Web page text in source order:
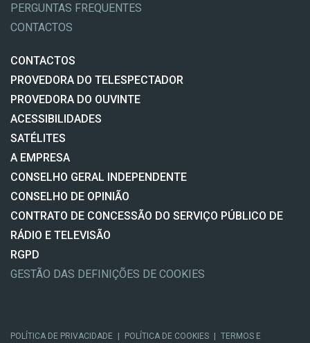
PERGUNTAS FREQUENTES
CONTACTOS
CONTACTOS
PROVEDORA DO TELESPECTADOR
PROVEDORA DO OUVINTE
ACESSIBILIDADES
SATÉLITES
A EMPRESA
CONSELHO GERAL INDEPENDENTE
CONSELHO DE OPINIÃO
CONTRATO DE CONCESSÃO DO SERVIÇO PÚBLICO DE
RÁDIO E TELEVISÃO
RGPD
GESTÃO DAS DEFINIÇÕES DE COOKIES
POLÍTICA DE PRIVACIDADE | POLÍTICA DE COOKIES | TERMOS E